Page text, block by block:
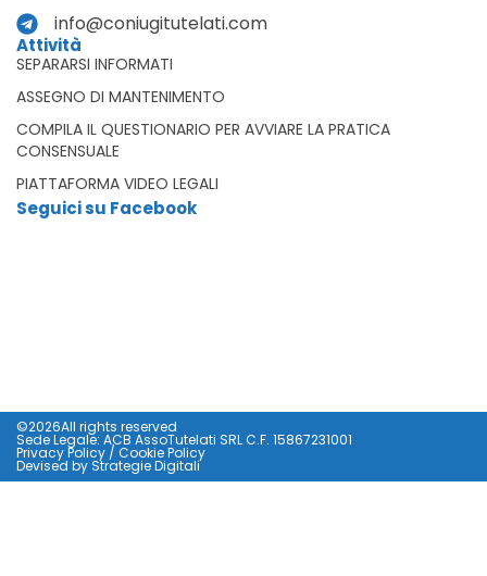
info@coniugitutelati.com
Attività
SEPARARSI INFORMATI
ASSEGNO DI MANTENIMENTO
COMPILA IL QUESTIONARIO PER AVVIARE LA PRATICA
CONSENSUALE
PIATTAFORMA VIDEO LEGALI
Seguici su Facebook
©2026All rights reserved
Sede Legale: ACB AssoTutelati SRL C.F. 15867231001
Privacy Policy / Cookie Policy
Devised by Strategie Digitali